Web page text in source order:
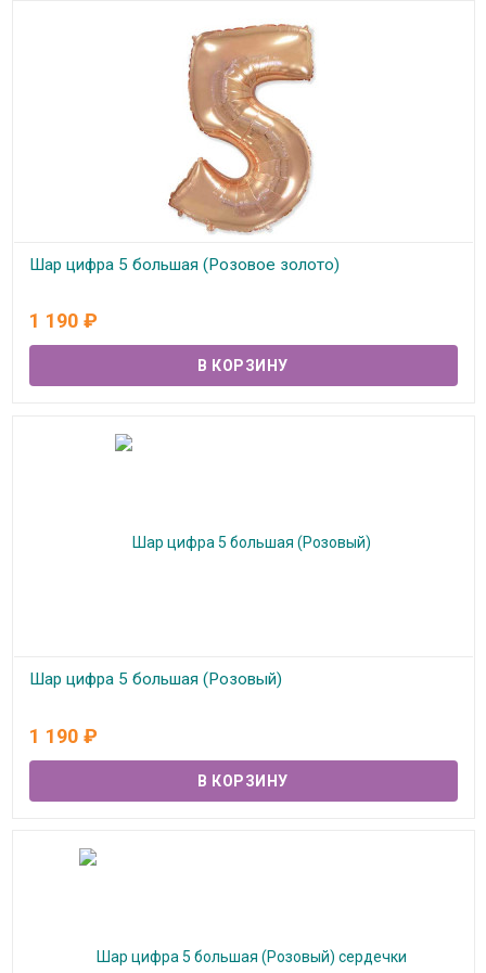
Шар цифра 5 большая (Розовое золото)
1 190 ₽
Шар цифра 5 большая (Розовый)
1 190 ₽